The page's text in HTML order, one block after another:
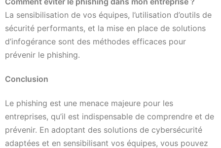
La sensibilisation de vos équipes, l’utilisation d’outils de
sécurité performants, et la mise en place de solutions
d’infogérance sont des méthodes efficaces pour
prévenir le phishing.
Conclusion
Le phishing est une menace majeure pour les
entreprises, qu’il est indispensable de comprendre et de
prévenir. En adoptant des solutions de cybersécurité
adaptées et en sensibilisant vos équipes, vous pouvez